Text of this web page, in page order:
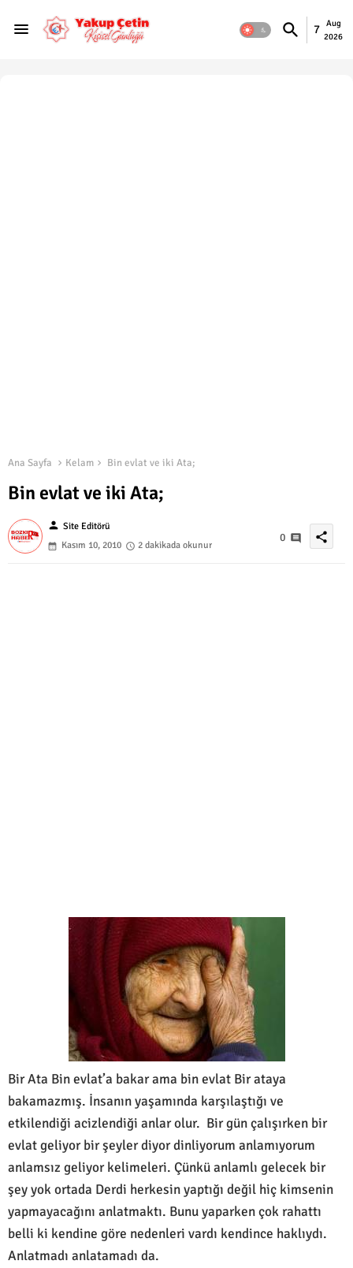
7
Aug
2026
Ana Sayfa Kelam Bin evlat ve iki Ata;
Bin evlat ve iki Ata;
person Site Editörü
Kasım 10, 2010
2 dakikada okunur
0 share
Bir Ata Bin evlat’a bakar ama bin evlat Bir ataya
bakamazmış. İnsanın yaşamında karşılaştığı ve
etkilendiği acizlendiği anlar olur. Bir gün çalışırken bir
evlat geliyor bir şeyler diyor dinliyorum anlamıyorum
anlamsız geliyor kelimeleri. Çünkü anlamlı gelecek bir
şey yok ortada Derdi herkesin yaptığı değil hiç kimsenin
yapmayacağını anlatmaktı. Bunu yaparken çok rahattı
belli ki kendine göre nedenleri vardı kendince haklıydı.
Anlatmadı anlatamadı da.